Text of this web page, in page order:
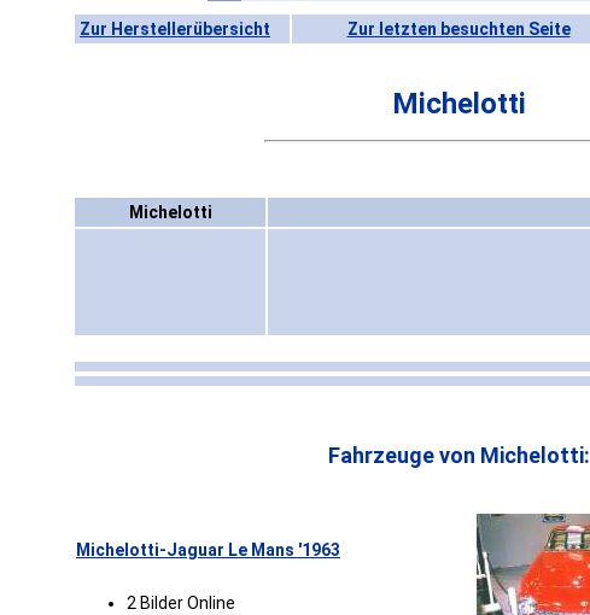
Zur Herstellerübersicht Zur letzten besuchten Seite
Michelotti
Michelotti
Fahrzeuge von Michelotti:
Michelotti-Jaguar Le Mans '1963
2 Bilder Online